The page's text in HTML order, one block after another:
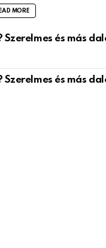
MORE
Szerelmes és más
Szerelmes és más